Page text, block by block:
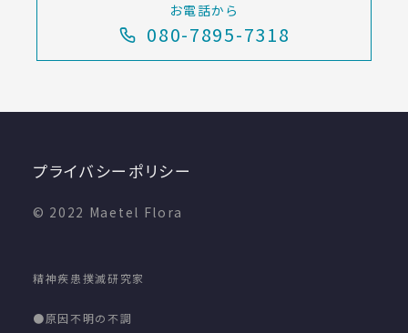
お電話から
080-7895-7318
プライバシーポリシー
© 2022 Maetel Flora
精神疾患撲滅研究家
●原因不明の不調